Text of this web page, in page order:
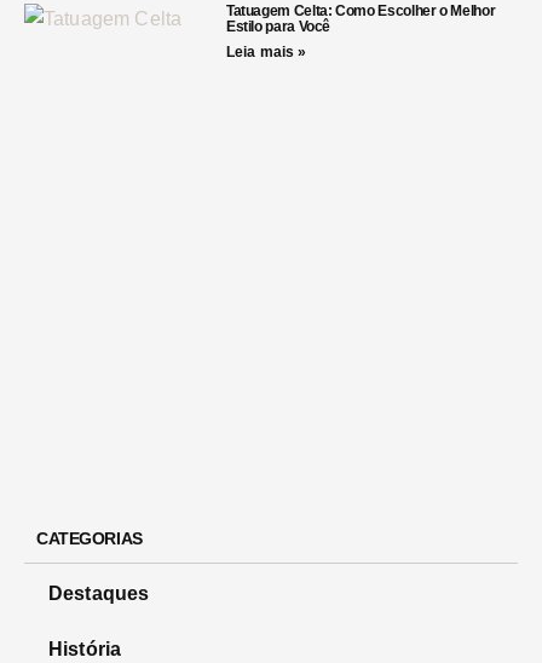
Tatuagem Celta: Como Escolher o Melhor
Estilo para Você
Leia mais »
CATEGORIAS
Destaques
História